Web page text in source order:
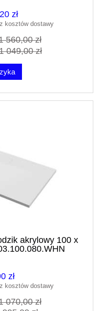
zł
kosztów dostawy
560,00 zł
049,00 zł
akrylowy 100 x
zł
kosztów dostawy
070,00 zł